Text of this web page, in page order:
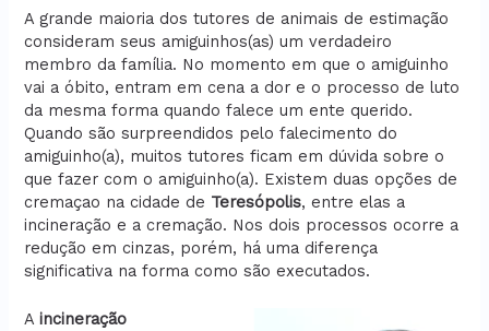
A grande maioria dos tutores de animais de estimação
consideram seus amiguinhos(as) um verdadeiro
membro da família. No momento em que o amiguinho
vai a óbito, entram em cena a dor e o processo de luto
da mesma forma quando falece um ente querido.
Quando são surpreendidos pelo falecimento do
amiguinho(a), muitos tutores ficam em dúvida sobre o
que fazer com o amiguinho(a). Existem duas opções de
cremaçao na cidade de Teresópolis, entre elas a
incineração e a cremação. Nos dois processos ocorre a
redução em cinzas, porém, há uma diferença
significativa na forma como são executados.
Aincineração